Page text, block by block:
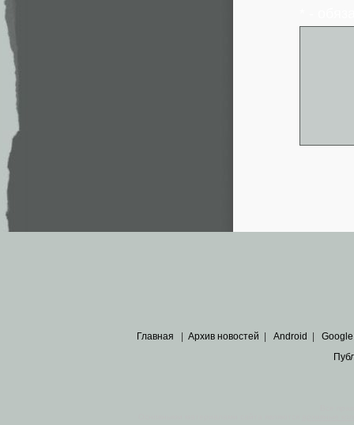
Главная Архив новостей Android Google